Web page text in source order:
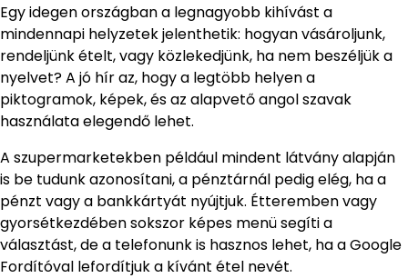
Egy idegen országban a legnagyobb kihívást a
mindennapi helyzetek jelenthetik: hogyan vásároljunk,
rendeljünk ételt, vagy közlekedjünk, ha nem beszéljük a
nyelvet? A jó hír az, hogy a legtöbb helyen a
piktogramok, képek, és az alapvető angol szavak
használata elegendő lehet.
A szupermarketekben például mindent látvány alapján
is be tudunk azonosítani, a pénztárnál pedig elég, ha a
pénzt vagy a bankkártyát nyújtjuk. Étteremben vagy
gyorsétkezdében sokszor képes menü segíti a
választást, de a telefonunk is hasznos lehet, ha a Google
Fordítóval lefordítjuk a kívánt étel nevét.